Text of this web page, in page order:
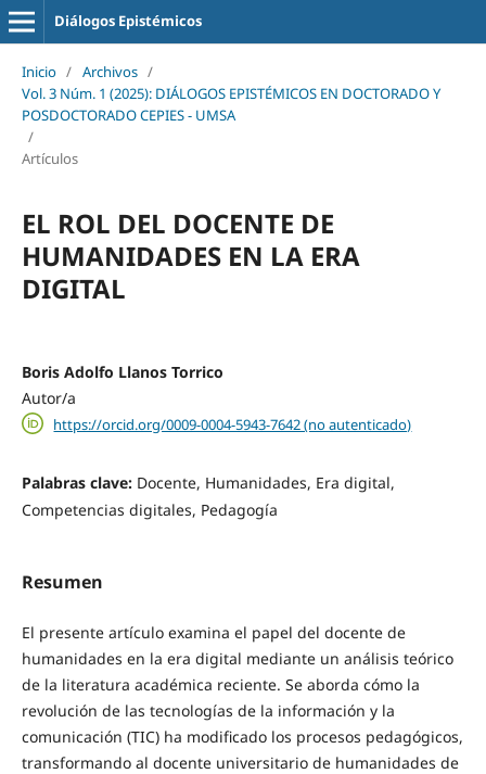
Diálogos Epistémicos
Inicio / Archivos /
Vol. 3 Núm. 1 (2025): DIÁLOGOS EPISTÉMICOS EN DOCTORADO Y
POSDOCTORADO CEPIES - UMSA
/
Artículos
EL ROL DEL DOCENTE DE
HUMANIDADES EN LA ERA
DIGITAL
Boris Adolfo Llanos Torrico
Autor/a
https://orcid.org/0009-0004-5943-7642 (no autenticado)
Palabras clave: Docente, Humanidades, Era digital,
Competencias digitales, Pedagogía
Resumen
El presente artículo examina el papel del docente de
humanidades en la era digital mediante un análisis teórico
de la literatura académica reciente. Se aborda cómo la
revolución de las tecnologías de la información y la
comunicación (TIC) ha modificado los procesos pedagógicos,
transformando al docente universitario de humanidades de